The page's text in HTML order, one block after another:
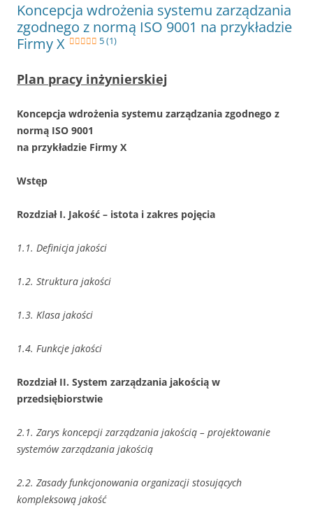
Koncepcja wdrożenia systemu zarządzania
zgodnego z normą ISO 9001 na przykładzie
Firmy X
5 (1)
Plan pracy inżynierskiej
Koncepcja wdrożenia systemu zarządzania zgodnego z
normą ISO 9001
na przykładzie Firmy X
Wstęp
Rozdział I. Jakość – istota i zakres pojęcia
1.1. Definicja jakości
1.2. Struktura jakości
1.3. Klasa jakości
1.4. Funkcje jakości
Rozdział II. System zarządzania jakością w
przedsiębiorstwie
2.1. Zarys koncepcji zarządzania jakością – projektowanie
systemów zarządzania jakością
2.2. Zasady funkcjonowania organizacji stosujących
kompleksową jakość